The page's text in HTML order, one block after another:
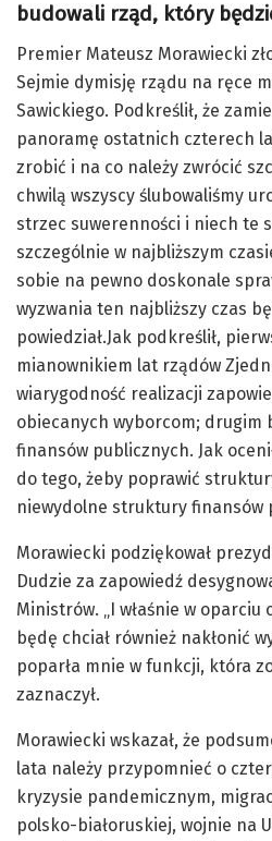
budowali rząd, który
Premier Mateusz Morawiecki
Sejmie dymisję rządu na ręce
Sawickiego. Podkreślił, że
panoramę ostatnich czterech
zrobić i na co należy zwrócić
chwilą wszyscy ślubowaliśmy
strzec suwerenności i niech te
szczególnie w najbliższym
sobie na pewno doskonale
wyzwania ten najbliższy czas
powiedział.Jak podkreślił,
mianownikiem lat rządów
wiarygodność realizacji
obiecanych wyborcom; drugim
finansów publicznych. Jak
do tego, żeby poprawić
niewydolne struktury finansów
Morawiecki podziękował
Dudzie za zapowiedź
Ministrów. „I właśnie w oparciu
będę chciał również nakłonić
poparła mnie w funkcji, która
zaznaczył.
Morawiecki wskazał, że
lata należy przypomnieć o
kryzysie pandemicznym,
polsko-białoruskiej, wojnie na